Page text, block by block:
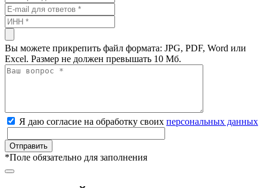
Вы можете прикрепить файл формата: JPG, PDF, Word или
Excel. Размер не должен превышать 10 Мб.
Я даю согласие на обработку своих персональных данных
*Поле обязательно для заполнения